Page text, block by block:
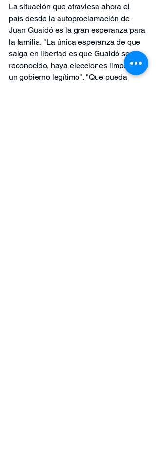
La situación que atraviesa ahora el
país desde la autoproclamación de
Juan Guaidó es la gran esperanza para
la familia. "La única esperanza de que
salga en libertad es que Guaidó sea
reconocido, haya elecciones limpias y
un gobierno legítimo". "Que pueda